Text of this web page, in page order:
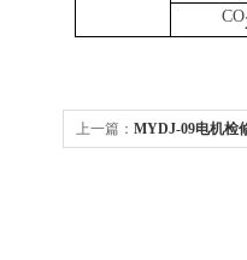
CO
上一篇： MYDJ-09电机检